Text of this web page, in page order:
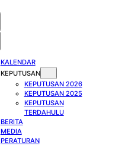
KALENDAR
KEPUTUSAN
KEPUTUSAN 2026
KEPUTUSAN 2025
KEPUTUSAN
TERDAHULU
BERITA
MEDIA
PERATURAN